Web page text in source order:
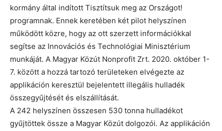
kormány által indított Tisztítsuk meg az Országot!
programnak. Ennek keretében két pilot helyszínen
működött közre, hogy az ott szerzett információkkal
segítse az Innovációs és Technológiai Minisztérium
munkáját. A Magyar Közút Nonprofit Zrt. 2020. október 1-
7. között a hozzá tartozó területeken elvégezte az
applikáción keresztül bejelentett illegális hulladék
összegyűjtését és elszállítását.
A 242 helyszínen összesen 530 tonna hulladékot
gyűjtöttek össze a Magyar Közút dolgozói. Az applikáción